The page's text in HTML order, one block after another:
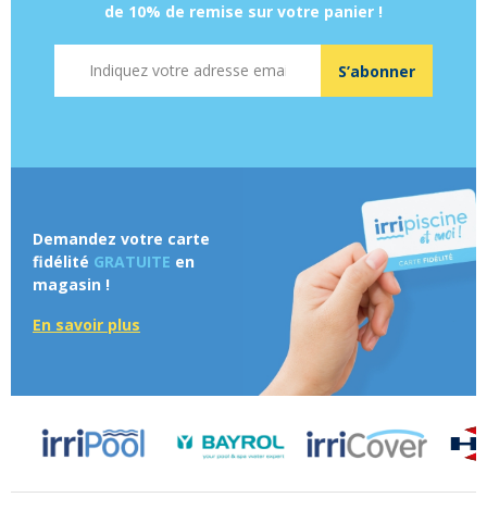
de 10% de remise sur votre panier !
S’abonner
Demandez votre carte
fidélité GRATUITE en
magasin !
En savoir plus